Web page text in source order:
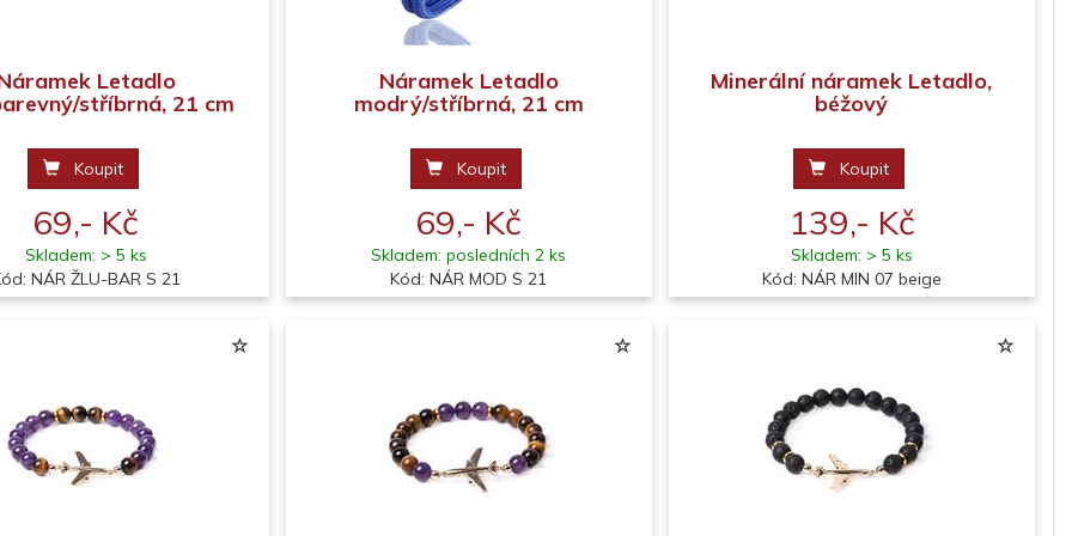
Letadlo
stříbrná, 21 cm
Koupit
69,- Kč
Skladem: > 5 ks
NÁR ŽLU-BAR S 21
Náramek Letadlo
modrý/stříbrná, 21 cm
Koupit
69,- Kč
Skladem: posledních 2 ks
Kód: NÁR MOD S 21
Minerální náramek Letadlo,
béžový
Koupit
139,- Kč
Skladem: > 5 ks
Kód: NÁR MIN 07 beige